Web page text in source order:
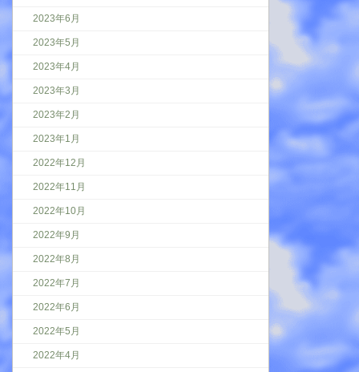
2023年6月
2023年5月
2023年4月
2023年3月
2023年2月
2023年1月
2022年12月
2022年11月
2022年10月
2022年9月
2022年8月
2022年7月
2022年6月
2022年5月
2022年4月